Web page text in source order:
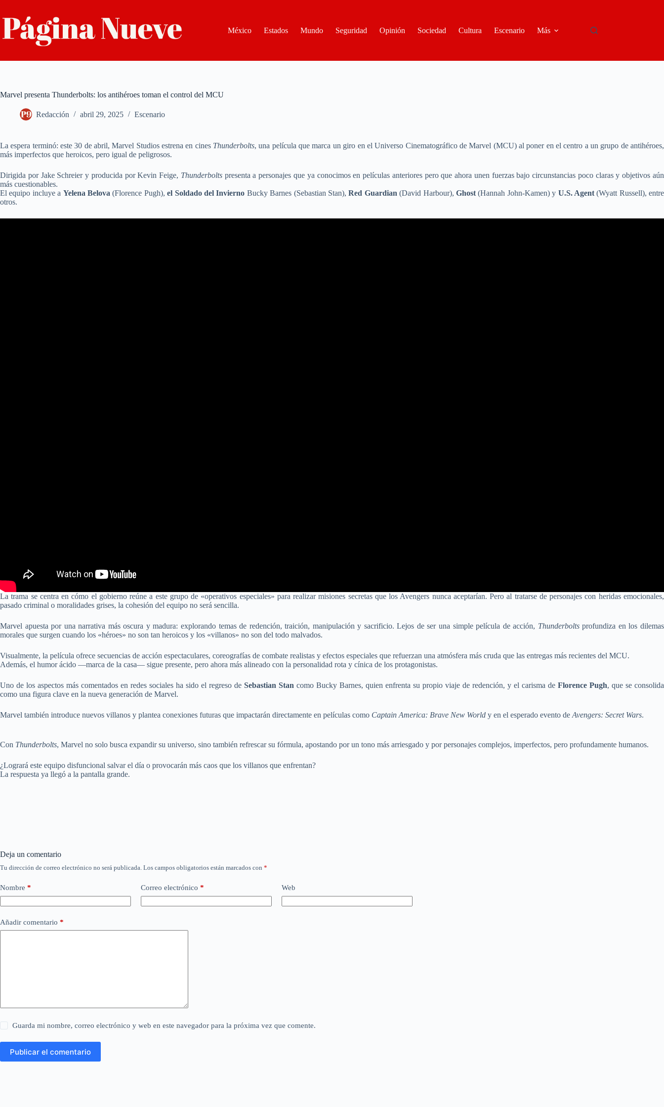
contenido
México
Estados Mundo Seguridad Opinión Sociedad Cultura Escenario Más
Marvel presenta Thunderbolts: los antihéroes toman el control del MCU
Redacción abril 29, 2025 Escenario
La espera terminó: este 30 de abril, Marvel Studios estrena en cines Thunderbolts, una película que marca un giro en el Universo Cinematográfico de Marvel (MCU) al poner en el centro a un grupo de antihéroes,
más imperfectos que heroicos, pero igual de peligrosos.
Dirigida por Jake Schreier y producida por Kevin Feige, Thunderboltspresenta a personajes que ya conocimos en películas anteriores pero que ahora unen fuerzas bajo circunstancias poco claras y objetivos aún
más cuestionables.
El equipo incluye a Yelena Belova (Florence Pugh),el Soldado del Invierno Bucky Barnes (Sebastian Stan),Red Guardian (David Harbour), Ghost(Hannah John-Kamen) y U.S. Agent(Wyatt Russell), entre
otros.
La trama se centra en cómo el gobierno reúne a este grupo de «operativos especiales» para realizar misiones secretas que los Avengers nunca aceptarían. Pero al tratarse de personajes con heridas emocionales,
pasado criminal o moralidades grises, la cohesión del equipo no será sencilla.
Marvel apuesta por una narrativa más oscura y madura: explorando temas de redención, traición, manipulación y sacrificio. Lejos de ser una simple película de acción, Thunderboltsprofundiza en los dilemas
morales que surgen cuando los «héroes» no son tan heroicos y los «villanos» no son del todo malvados.
Visualmente, la película ofrece secuencias de acción espectaculares, coreografías de combate realistas y efectos especiales que refuerzan una atmósfera más cruda que las entregas más recientes del MCU.
Además, el humor ácido —marca de la casa— sigue presente, pero ahora más alineado con la personalidad rota y cínica de los protagonistas.
Uno de los aspectos más comentados en redes sociales ha sido el regreso de Sebastian Stan como Bucky Barnes, quien enfrenta su propio viaje de redención, y el carisma de Florence Pugh, que se consolida
como una figura clave en la nueva generación de Marvel.
Marvel también introduce nuevos villanos y plantea conexiones futuras que impactarán directamente en películas como Captain America: Brave New World y en el esperado evento de Avengers: Secret Wars.
Con Thunderbolts, Marvel no solo busca expandir su universo, sino también refrescar su fórmula, apostando por un tono más arriesgado y por personajes complejos, imperfectos, pero profundamente humanos.
¿Logrará este equipo disfuncional salvar el día o provocarán más caos que los villanos que enfrentan?
La respuesta ya llegó a la pantalla grande.
Deja un comentario
Tu dirección de correo electrónico no será publicada. Los campos obligatorios están marcados con *
Nombre * Correo electrónico * Web
Añadir comentario *
Guarda mi nombre, correo electrónico y web en este navegador para la próxima vez que comente.
Publicar el comentario